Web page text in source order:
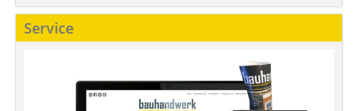
Service